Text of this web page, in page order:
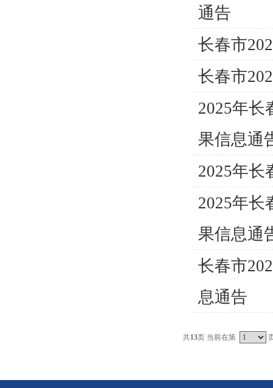
通告
长春市
长春市
2025年长
果信息通
2025年长
2025年长
果信息通
长春市
息通告
共13页 当前在第